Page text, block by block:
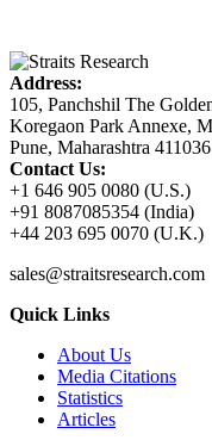
Address:
105, Panchshil The
Koregaon Park Annexe,
Pune, Maharashtra 411036
Contact Us:
+1 646 905 0080 (U.S.)
+91 8087085354 (India)
+44 203 695 0070 (U.K.)
sales@straitsresearch.com
Quick Links
About Us
Media Citations
Statistics
Articles